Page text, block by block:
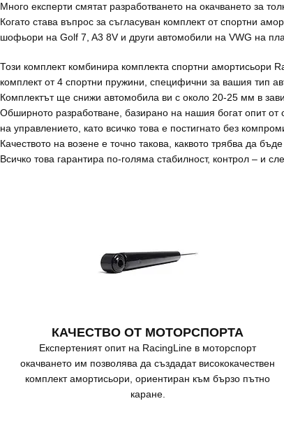
Много експерти смятат разработването на окачването за
Когато става въпрос за съгласуван комплект от спортни
шофьори на Golf 7, A3 8V и други автомобили на VWG на
Този комплект комбинира комплекта спортни амортисьори
комплект от 4 спортни пружини, специфични за вашия тип
Комплектът ще снижи автомобила ви с около 20-25 мм в
Обширното разработване, базирано на нашия богат опит
на управлението, като всичко това е постигнато без
Качеството на возене е точно такова, каквото трябва да
Всичко това гарантира по-голяма стабилност, контрол – и
КАЧЕСТВО ОТ МОТОРСПОРТА
Експертеният опит на RacingLine в моторспорт
окачването им позволява да създадат висококачествен
комплект амортисьори, ориентиран към бързо пътно
каране.